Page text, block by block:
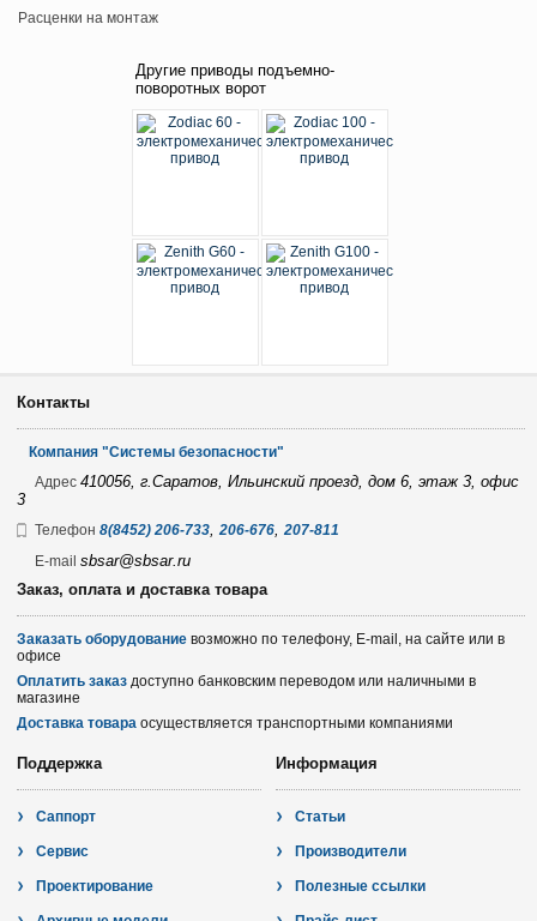
Расценки на монтаж
Другие приводы подъемно-
поворотных ворот
Контакты
Компания "Системы безопасности"
Адрес 410056, г.Саратов, Ильинский проезд, дом 6, этаж 3, офис
3
Телефон 8(8452) 206-733,206-676,207-811
E-mail sbsar@sbsar.ru
Заказ, оплата и доставка товара
Заказать оборудование возможно по телефону, E-mail, на сайте или в
офисе
Оплатить заказ доступно банковским переводом или наличными в
магазине
Доставка товара осуществляется транспортными компаниями
Поддержка
Саппорт
Сервис
Проектирование
Информация
Статьи
Производители
Полезные ссылки